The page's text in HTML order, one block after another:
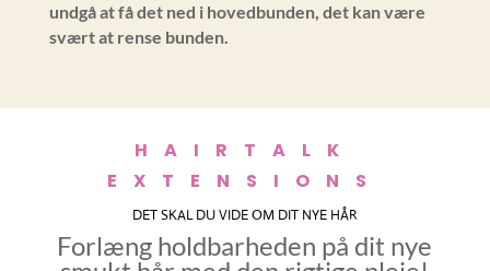
undgå at få det ned i hovedbunden, det kan være
svært at rense bunden.
HAIRTALK
EXTENSIONS
DET SKAL DU VIDE OM DIT NYE HÅR
Forlæng holdbarheden på dit nye